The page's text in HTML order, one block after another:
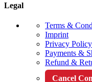
Legal
Terms &
Imprint
Privacy Policy
Payments &
Refund &
Cancel